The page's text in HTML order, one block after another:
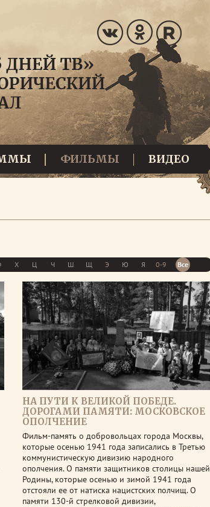
ФИЛЬМЫ ВИДЕО
Х Ц Ч Ш Щ Э Ю Я 0-9 Все
НА ПУТИ К ВЕЛИКОЙ ПОБЕДЕ.
ДОРОГАМИ ПАМЯТИ: МОСКОВСКОЕ
ОПОЛЧЕНИЕ
Фильм-память о добровольцах города Москвы,
которые осенью 1941 года записались в Третью
коммунистическую дивизию народного
ополчения. О памяти защитников столицы нашей
Родины, которые осенью и зимой 1941 года
отстояли ее от натиска нацистских полчищ. О
памяти 130-й стрелковой дивизии,